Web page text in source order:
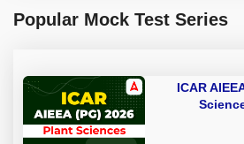
Popular Mock Test Series
ICAR